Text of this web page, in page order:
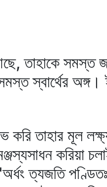
তাহাকে সমস্ত
স্বার্থের অঙ্গ।
করি তাহার
করিয়া
ত্যজতি